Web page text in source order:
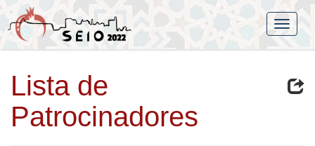
Lista de
Patrocinadores